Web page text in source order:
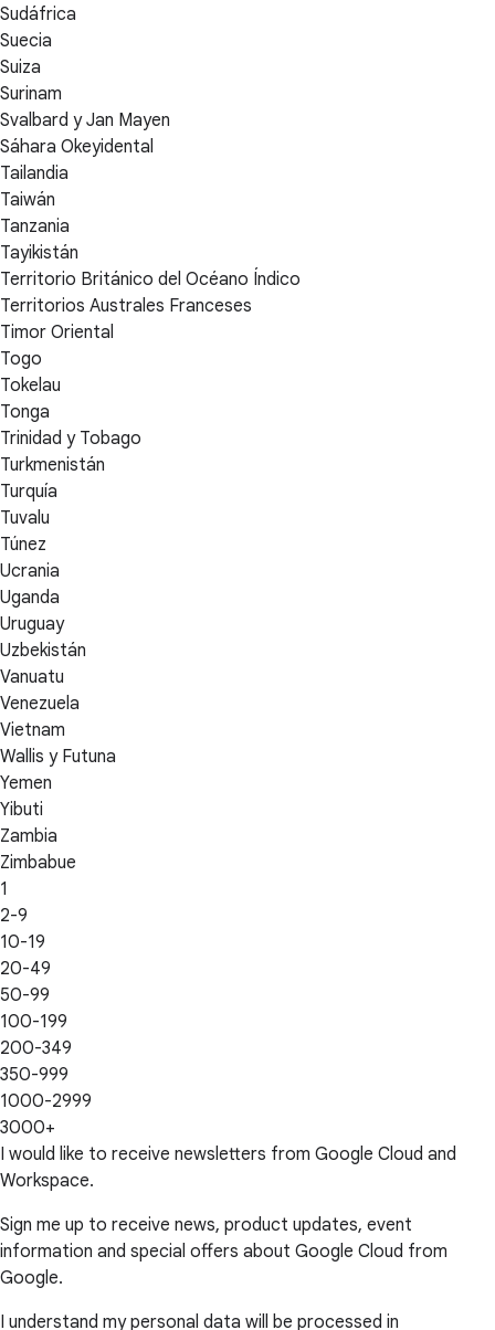
Sudáfrica
Suecia
Suiza
Surinam
Svalbard y Jan Mayen
Sáhara Okeyidental
Tailandia
Taiwán
Tanzania
Tayikistán
Territorio Británico del Océano Índico
Territorios Australes Franceses
Timor Oriental
Togo
Tokelau
Tonga
Trinidad y Tobago
Turkmenistán
Turquía
Tuvalu
Túnez
Ucrania
Uganda
Uruguay
Uzbekistán
Vanuatu
Venezuela
Vietnam
Wallis y Futuna
Yemen
Yibuti
Zambia
Zimbabue
1
2-9
10-19
20-49
50-99
100-199
200-349
350-999
1000-2999
3000+
I would like to receive newsletters from Google Cloud and
Workspace.
Sign me up to receive news, product updates, event
information and special offers about Google Cloud from
Google.
I understand my personal data will be processed in